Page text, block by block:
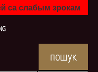
са слабым зрокам